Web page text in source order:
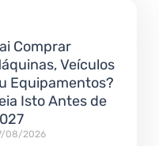
Comprar
Veículos
Equipamentos?
Isto Antes de
08/2026